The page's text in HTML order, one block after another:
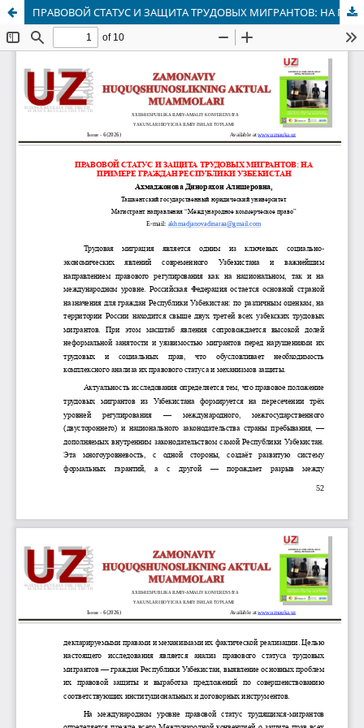
ПРАВОВОЙ СТАТУС И ЗАЩИТА ТРУДОВЫХ МИГРАНТОВ: НА ПРИМЕРЕ ГРАЖДАН РЕСПУБЛИКИ УЗБЕКИСТАН